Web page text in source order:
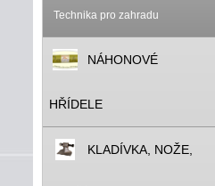
Technika pro zahradu
NÁHONOVÉ
HŘÍDELE
KLADÍVKA, NOŽE,